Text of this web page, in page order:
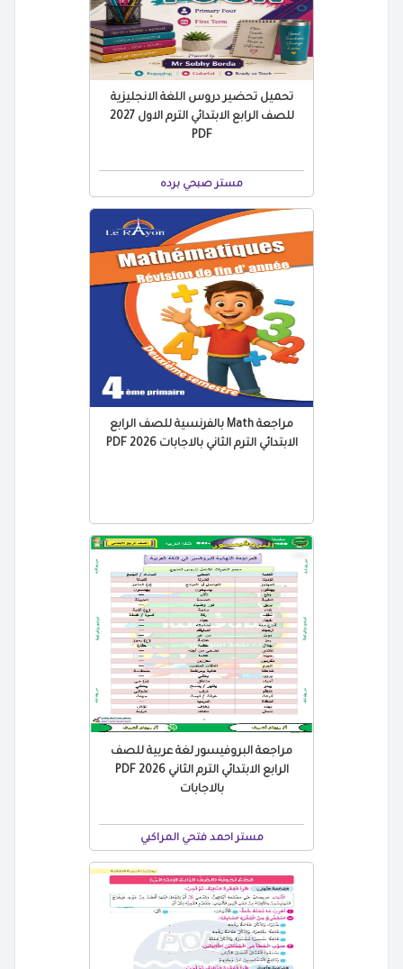
تحميل تحضير دروس اللغة الانجليزية
للصف الرابع الابتدائي الترم الاول 2027
PDF
مستر صبحي برده
مراجعة Math بالفرنسية للصف الرابع
الابتدائي الترم الثاني بالاجابات 2026 PDF
مراجعة البروفيسور لغة عربية للصف
الرابع الابتدائي الترم الثاني 2026 PDF
بالاجابات
مستر احمد فتحي المراكبي